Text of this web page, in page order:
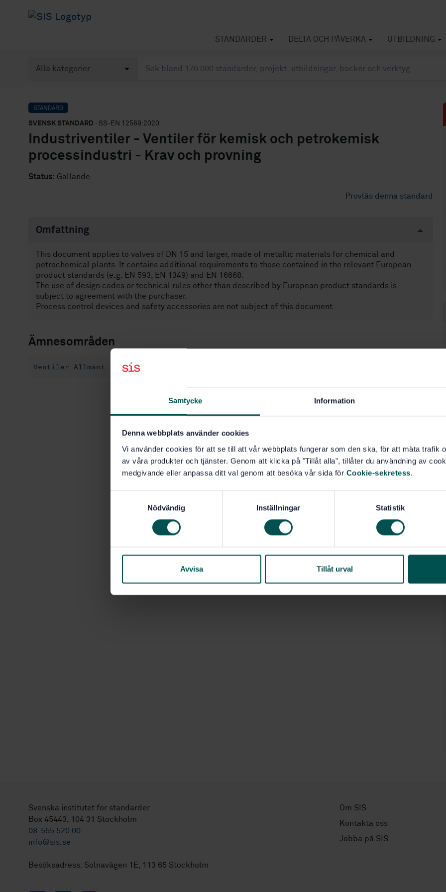
Samtycke Information
Denna webbplats använder cookies
Vi använder cookies för att se till att vår webbplats fungerar som den ska, för att mäta trafik
av våra produkter och tjänster. Genom att klicka på "Tillåt alla", tillåter du användning av
medgivande eller anpassa ditt val genom att besöka vår sida för Cookie-sekretess.
s
Nödvändig Inställningar Statistik
Avvisa Tillåt urval
STANDARDER DELTA OCH PÅVERKA UTBILDNING
STANDARD
SVENSK STANDARD · SS-EN 12569:2020
Industriventiler - Ventiler för kemisk och petrokemisk
processindustri - Krav och provning
Status: Gällande
Provläs denna standard
Omfattning
This document applies to valves of DN 15 and larger, made of metallic materials for chemical and
petrochemical plants. It contains additional requirements to those contained in the relevant European
product standards (e.g. EN 593, EN 1349) and EN 16668.
The use of design codes or technical rules other than described by European product standards is
subject to agreement with the purchaser.
Process control devices and safety accessories are not subject of this document.
Ämnesområden
Ventiler Allmänt (23.060.01)
Svenska institutet för standarder
Box 45443, 104 31 Stockholm
08-555 520 00
info@sis.se
Besöksadress: Solnavägen 1E, 113 65 Stockholm
Om SIS
Kontakta oss
Jobba på SIS